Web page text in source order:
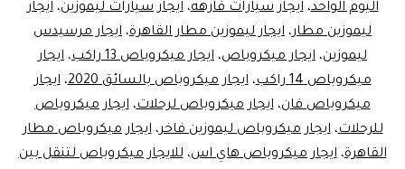
اليوم الواحد،ايجار سيارات فارهه،ايجار سيارات ليموزين،ايجار
ليموزين مطار، ايجار ليموزين مطار القاهرة، ايجار مرسيدس
ليموزين، ايجار ميكروباص، ايجار ميكروباص 13 راكب ، ايجار
ميكروباص 14 راكب
،ايجار ميكروباص بالسائق 2020 ،ايجار
ميكروباص فان،ايجار ميكروباص لرحلات،ايجار ميكروباص
للرحلات،ايجار ميكروباص ليموزين فاخر،ايجار ميكروباص مطار
القاهرة،ايجار ميكروباص هاي اس،للايجار ميكروباص لتنقل بين